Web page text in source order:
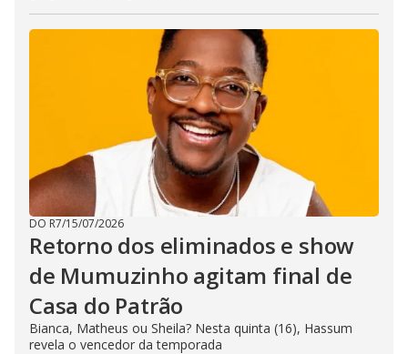
DO R7/15/07/2026
Retorno dos eliminados e show
de Mumuzinho agitam final de
Casa do Patrão
Bianca, Matheus ou Sheila? Nesta quinta (16), Hassum
revela o vencedor da temporada